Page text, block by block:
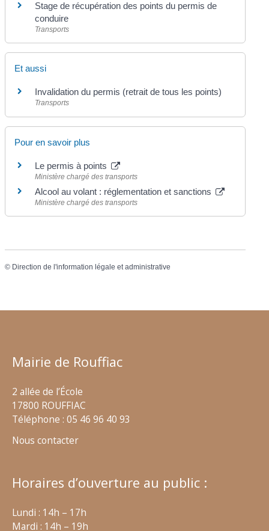
Stage de récupération des points du permis de
conduire
Transports
Et aussi
Invalidation du permis (retrait de tous les points)
Transports
Pour en savoir plus
Le permis à points
Ministère chargé des transports
Alcool au volant : réglementation et sanctions
Ministère chargé des transports
© Direction de l'information légale et administrative
Mairie de Rouffiac
2 allée de l’École
17800 ROUFFIAC
Téléphone : 05 46 96 40 93
Nous contacter
Horaires d’ouverture au public :
Lundi : 14h – 17h
Mardi : 14h – 19h